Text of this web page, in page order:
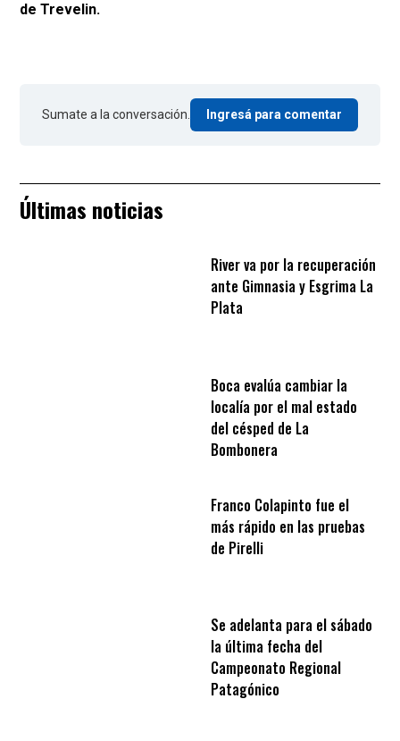
de Trevelin.
Sumate a la conversación. Ingresá para comentar
Últimas noticias
River va por la recuperación
ante Gimnasia y Esgrima La
Plata
Boca evalúa cambiar la
localía por el mal estado
del césped de La
Bombonera
Franco Colapinto fue el
más rápido en las pruebas
de Pirelli
Se adelanta para el sábado
la última fecha del
Campeonato Regional
Patagónico